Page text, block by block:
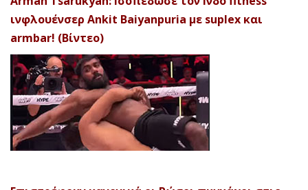
ινφλουένσερ Ankit Baiyanpuria με suplex και
armbar! (Βίντεο)